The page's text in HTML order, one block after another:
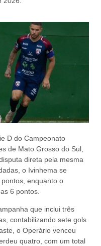
D do Campeonato
de Mato Grosso do Sul,
direta pela mesma
o Ivinhema se
pontos, enquanto o
6 pontos.
que inclui três
contabilizando sete gols
o Operário venceu
quatro, com um total